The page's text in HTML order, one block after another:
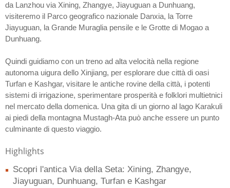
da Lanzhou via Xining, Zhangye, Jiayuguan a Dunhuang,
visiteremo il Parco geografico nazionale Danxia, ​​la Torre
Jiayuguan, la Grande Muraglia pensile e le Grotte di Mogao a
Dunhuang.
Quindi guidiamo con un treno ad alta velocità nella regione
autonoma uigura dello Xinjiang, per esplorare due città di oasi
Turfan e Kashgar, visitare le antiche rovine della città, i potenti
sistemi di irrigazione, sperimentare prosperità e folklori multietnici
nel mercato della domenica. Una gita di un giorno al lago Karakuli
ai piedi della montagna Mustagh-Ata può anche essere un punto
culminante di questo viaggio.
Highlights
Scopri l'antica Via della Seta: Xining, Zhangye,
Jiayuguan, Dunhuang, Turfan e Kashgar